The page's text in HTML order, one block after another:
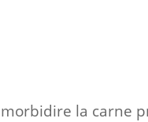
la